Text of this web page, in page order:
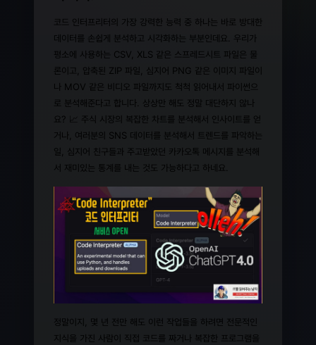
코드 인터프리터의 가장 강력한 능력 중 하나는 바로 방대한
데이터를 손쉽게 분석하고 시각화하는 부분인데요. 우리가
평소에 사용하는 CSV, XLS 같은 스프레드시트 파일은 물
론이고, 압축된 ZIP 파일, 심지어 PNG 같은 이미지 파일이
나 MOV 같은 비디오 파일까지도 척척 읽어내서 파이썬으
로 분석해준다고 합니다. 상상만 해도 정말 대단하지 않나
요? 📈 주식 시장의 복잡한 차트를 분석해서 인사이트를 얻
거나, 여러분의 SNS 데이터를 분석해서 트렌드를 파악하는
일, 심지어 친구들과 주고받았던 카카오톡 메시지를 분석해
서 재미있는 통계를 내는 것도 가능하다고 하네요.
정말이지, 몇 년 전만 해도 이런 작업들을 하려면 전문적인
지식을 가진 사람이 직접 코드를 짜거나 복잡한 프로그램을